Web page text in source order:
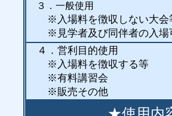
３．一般使用
※入場料を徴収しない大会
※見学者及び同伴者の入
４．営利目的使用
※入場料を徴収する等
※有料講習会
※販売その他